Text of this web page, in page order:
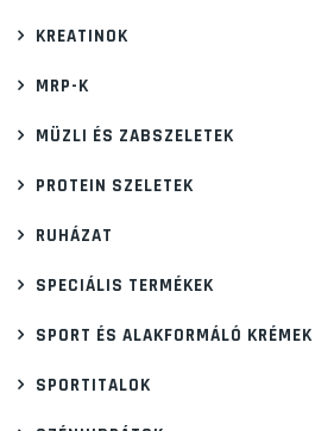
KREATINOK
MRP-K
MÜZLI ÉS ZABSZELETEK
PROTEIN SZELETEK
RUHÁZAT
SPECIÁLIS TERMÉKEK
SPORT ÉS ALAKFORMÁLÓ KRÉMEK
SPORTITALOK